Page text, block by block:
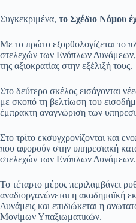
Συγκεκριμένα, το Σχέδιο Νόμου
Με το πρώτο εξορθολογίζεται το
στελεχών των Ενόπλων Δυνάμεων,
της αξιοκρατίας στην εξέλιξή τους.
Στο δεύτερο σκέλος εισάγονται
με σκοπό τη βελτίωση του
έμπρακτη αναγνώριση των
Στο τρίτο εκσυγχρονίζονται και
που αφορούν στην υπηρεσιακή
στελεχών των Ενόπλων Δυνάμεων.
Το τέταρτο μέρος περιλαμβάνει
αναδιοργανώνεται η ακαδημαϊκή
Δυνάμεις και επιδιώκεται η
Μονίμων Υπαξιωματικών.